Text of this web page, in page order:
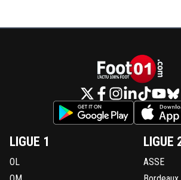
LIGUE 1
OL
LIGUE
ASSE